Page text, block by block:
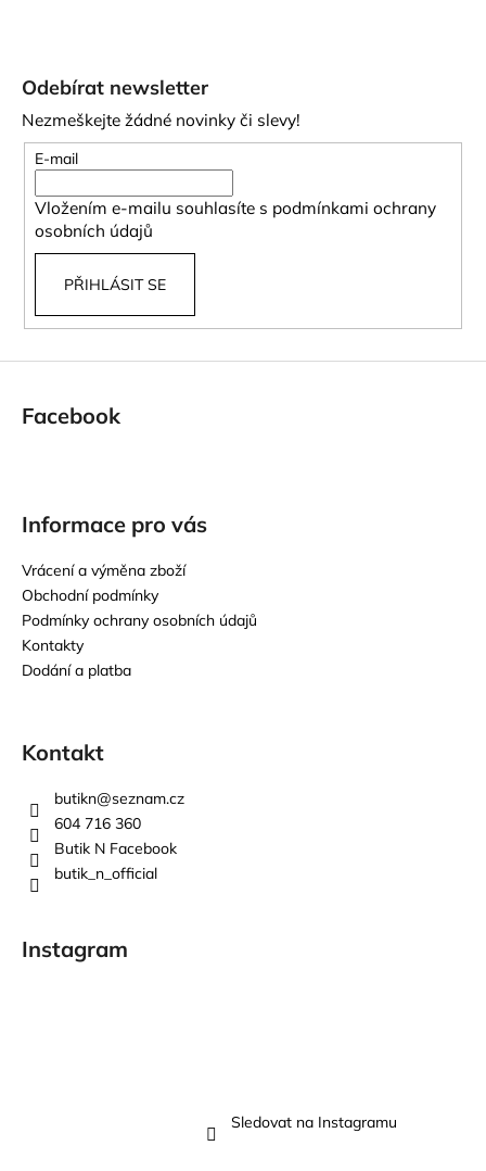
Odebírat newsletter
Nezmeškejte žádné novinky či slevy!
E-mail
Vložením e-mailu souhlasíte s podmínkami ochrany
osobních údajů
PŘIHLÁSIT SE
Facebook
Informace pro vás
Vrácení a výměna zboží
Obchodní podmínky
Podmínky ochrany osobních údajů
Kontakty
Dodání a platba
Kontakt
butikn@seznam.cz
604 716 360
Butik N Facebook
butik_n_official
Instagram
Sledovat na Instagramu